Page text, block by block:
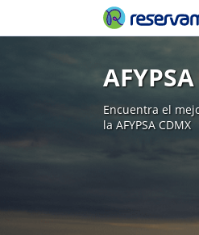
Encuentra el
la AFYPSA CDMX